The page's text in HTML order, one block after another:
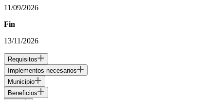
11/09/2026
Fin
13/11/2026
Requisitos
Implementos necesarios
Municipio
Beneficios